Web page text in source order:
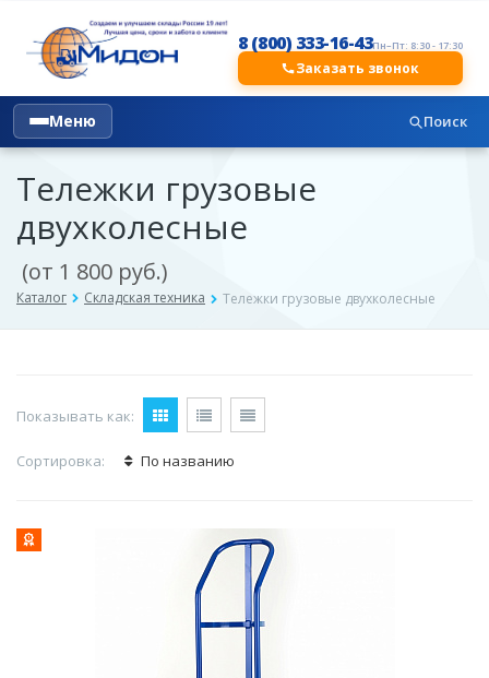
8 (800) 333-16-43Пн–Пт: 8:30 - 17:30
Заказать звонок
Меню Поиск
Тележки грузовые
двухколесные
(от 1 800 руб.)
Каталог Складская техника Тележки грузовые двухколесные
Показывать как:
Сортировка: По названию